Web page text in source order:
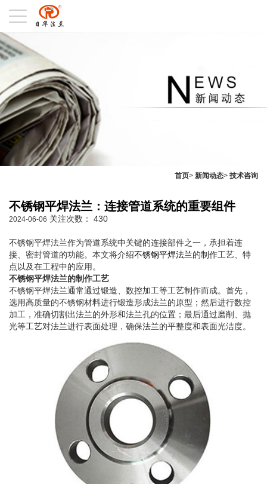
首页> 新闻动态> 技术咨询
不锈钢平焊法兰：连接管道系统的重要组件
2024-06-06 关注次数： 430
不锈钢平焊法兰作为管道系统中关键的连接部件之一，承担着连
接、密封管道的功能。本文将介绍不锈钢平焊法兰的制作工艺、特
点以及在工程中的应用。
不锈钢平焊法兰的制作工艺
不锈钢平焊法兰通常通过锻造、数控加工等工艺制作而成。首先，
选用高质量的不锈钢材料进行锻造形成法兰的原型；然后进行数控
加工，准确切割出法兰的外形和法兰孔的位置；最后通过磨削、抛
光等工艺对法兰进行表面处理，确保法兰的平整度和表面光洁度。